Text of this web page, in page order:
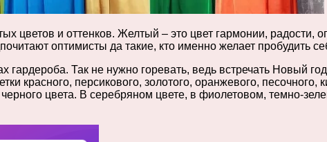
цветов и оттенков. Желтый – это цвет гармонии, радости,
оптимисты да такие, кто именно желает пробудить
Так не нужно горевать, ведь встречать Новый
красного, персикового, золотого, оранжевого, песочного,
цвета. В серебряном цвете, в фиолетовом, темно-